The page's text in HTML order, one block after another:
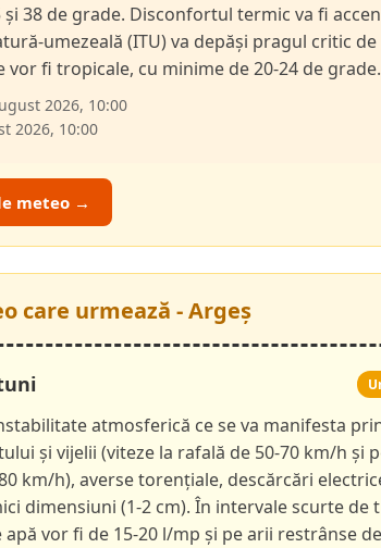
38 de grade. Disconfortul termic va fi
umezeală (ITU) va depăși pragul critic de
vor fi tropicale, cu minime de 20-24 de grade.
2026, 10:00
2026, 10:00
meteo →
care urmează - Argeș
atmosferică ce se va manifesta
și vijelii (viteze la rafală de 50-70 km/h și
km/h), averse torențiale, descărcări
dimensiuni (1-2 cm). În intervale scurte de
vor fi de 15-20 l/mp și pe arii restrânse